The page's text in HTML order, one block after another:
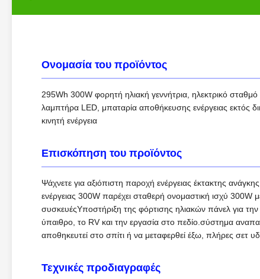
Ονομασία του προϊόντος
295Wh 300W φορητή ηλιακή γεννήτρια, ηλεκτρικό
λαμπτήρα LED, μπαταρία αποθήκευσης ενέργειας εκτός
κινητή ενέργεια
Επισκόπηση του προϊόντος
Ψάχνετε για αξιόπιστη παροχή ενέργειας έκτακτης
ενέργειας 300W παρέχει σταθερή ονομαστική ισχύ 300W
συσκευέςΥποστήριξη της φόρτισης ηλιακών πάνελ για
ύπαιθρο, το RV και την εργασία στο πεδίο.σύστημα
αποθηκευτεί στο σπίτι ή να μεταφερθεί έξω, πλήρες σετ
Τεχνικές προδιαγραφές